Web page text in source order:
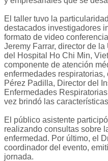
El taller tuvo la
destacados investigadores
formato de video
Jeremy Farrar, director de
del Hospital Ho Chi Min,
componente de atención
enfermedades
Pérez Padilla, Director del
Enfermedades
vez brindó las
El público asistente
realizando consultas sobre
enfermedad. Por último, el
coordinador del evento,
jornada.